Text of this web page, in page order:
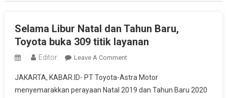
Selama Libur Natal dan Tahun Baru,
Toyota buka 309 titik layanan
Editor Leave A CommentOn
Libur
Natal
JAKARTA, KABAR.ID- PT Toyota-Astra Motor
menyemarakkan perayaan Natal 2019 dan Tahun Baru 2020